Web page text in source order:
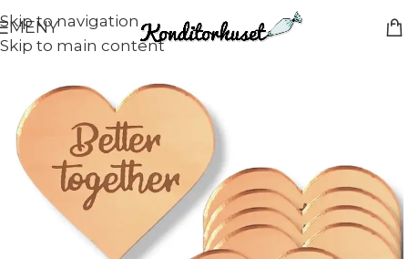
Skip to navigation
Skip to main content
MENY